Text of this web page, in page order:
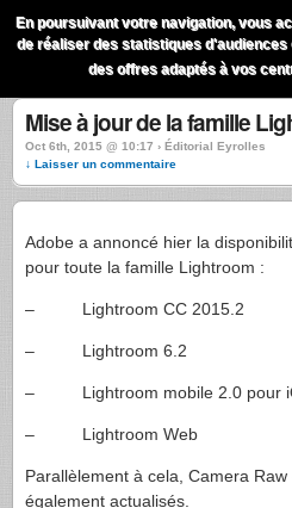
QuestionsPhoto
Mise à jour de la famille
Oct 6th, 2015 @ 10:17 › Éditorial Eyrolles
↓ Laisser un commentaire
Adobe a annoncé hier la
pour toute la famille Lightroom :
– Lightroom CC 2015.2
– Lightroom 6.2
– Lightroom mobile 2.0 pour
– Lightroom Web
Parallèlement à cela, Camera
également actualisés.
En poursuivant votre navigation, vous
de réaliser des statistiques
des offres adaptés à vos